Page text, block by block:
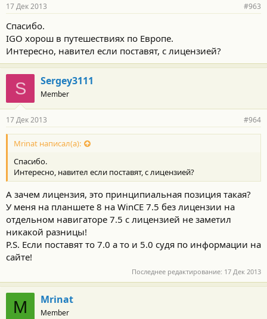
17 Дек 2013 #963
Спасибо.
IGO хорош в путешествиях по Европе.
Интересно, навител если поставят, с лицензией?
S Sergey3111
Member
17 Дек 2013 #964
Mrinat написал(а):
Спасибо.
Интересно, навител если поставят, с лицензией?
А зачем лицензия, это принципиальная позиция такая?
У меня на планшете 8 на WinCE 7.5 без лицензии на
отдельном навигаторе 7.5 с лицензией не заметил
никакой разницы!
P.S. Если поставят то 7.0 а то и 5.0 судя по информации на
сайте!
Последнее редактирование: 17 Дек 2013
M Mrinat
Member